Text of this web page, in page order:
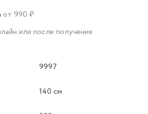
от 990 ₽
или после получения
9997
140 см